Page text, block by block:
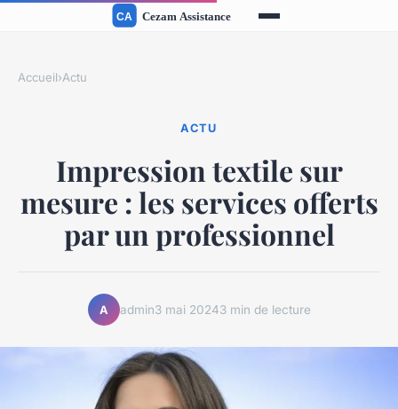
Accueil›Actu
ACTU
Impression textile sur
mesure : les services offerts
par un professionnel
A admin3 mai 20243 min de lecture